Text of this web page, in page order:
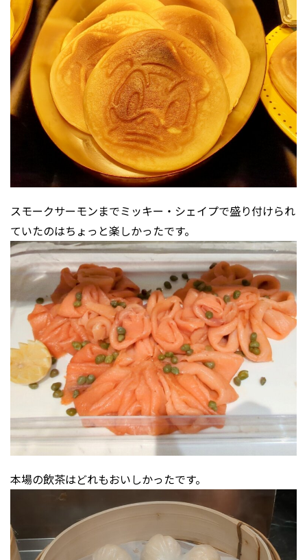
スモークサーモンまでミッキー・シェイプで盛り付けられ
ていたのはちょっと楽しかったです。
本場の飲茶はどれもおいしかったです。